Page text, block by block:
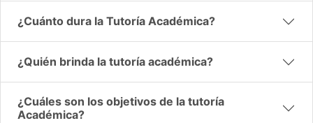
¿Cuánto dura la Tutoría Académica?
¿Quién brinda la tutoría académica?
¿Cuáles son los objetivos de la tutoría
Académica?